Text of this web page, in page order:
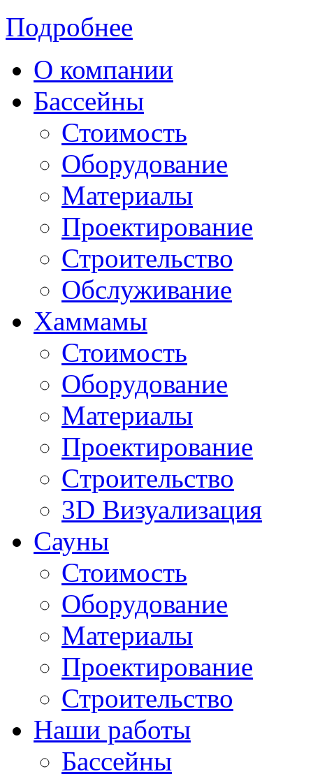
Подробнее
О компании
Бассейны
Стоимость
Оборудование
Материалы
Проектирование
Строительство
Обслуживание
Хаммамы
Стоимость
Оборудование
Материалы
Проектирование
Cтроительство
3D Визуализация
Сауны
Стоимость
Оборудование
Материалы
Проектирование
Строительство
Наши работы
Бассейны